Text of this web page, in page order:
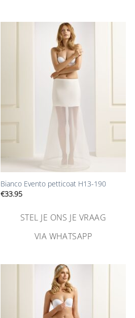
Bianco Evento petticoat H13-190
€33.95
STEL JE ONS JE VRAAG
VIA WHATSAPP